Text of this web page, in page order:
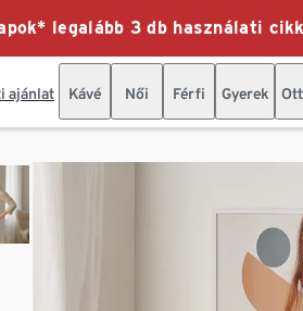
legalább 3 db használati
ajánlat Kávé Női Férfi Gyerek